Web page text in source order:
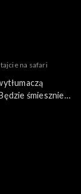
na safari
śmiesznie,